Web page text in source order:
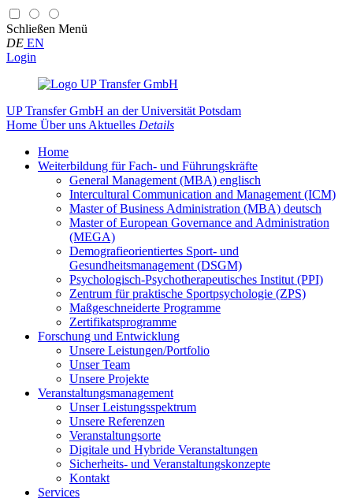
Schließen Menü
DE EN
Login
UP Transfer GmbH an der Universität Potsdam
Home Über uns Aktuelles Details
Home
Weiterbildung für Fach- und Führungskräfte
General Management (MBA) englisch
Intercultural Communication and Management (ICM)
Master of Business Administration (MBA) deutsch
Master of European Governance and Administration
(MEGA)
Demografieorientiertes Sport- und
Gesundheitsmanagement (DSGM)
Psychologisch-Psychotherapeutisches Institut (PPI)
Zentrum für praktische Sportpsychologie (ZPS)
Maßgeschneiderte Programme
Zertifikatsprogramme
Forschung und Entwicklung
Unsere Leistungen/Portfolio
Unser Team
Unsere Projekte
Veranstaltungsmanagement
Unser Leistungsspektrum
Unsere Referenzen
Veranstaltungsorte
Digitale und Hybride Veranstaltungen
Sicherheits- und Veranstaltungskonzepte
Kontakt
Services